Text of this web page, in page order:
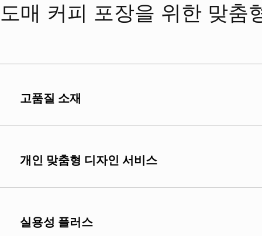
도매 커피 포장을 위한 맞춤
고품질 소재
개인 맞춤형 디자인 서비스
실용성 플러스